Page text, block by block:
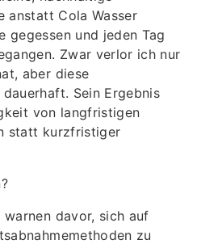
anstatt Cola Wasser
gegessen und jeden Tag
Zwar verlor ich nur
aber diese
Sein Ergebnis
von langfristigen
statt kurzfristiger
davor, sich auf
zu